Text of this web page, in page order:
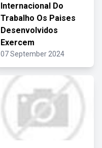
Internacional Do
Trabalho Os Paises
Desenvolvidos
Exercem
07 September 2024